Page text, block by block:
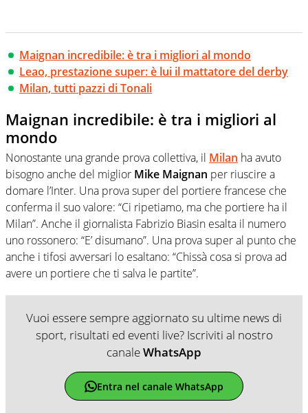
Maignan incredibile: è tra i migliori al mondo
Leao, prestazione super: è lui il mattatore del derby
Milan, tutti pazzi di Tonali
Maignan incredibile: è tra i migliori al
mondo
Nonostante una grande prova collettiva, il Milan ha avuto
bisogno anche del miglior Mike Maignan per riuscire a
domare l’Inter. Una prova super del portiere francese che
conferma il suo valore: “Ci ripetiamo, ma che portiere ha il
Milan”. Anche il giornalista Fabrizio Biasin esalta il numero
uno rossonero: “E’ disumano”. Una prova super al punto che
anche i tifosi avversari lo esaltano: “Chissà cosa si prova ad
avere un portiere che ti salva le partite”.
Vuoi essere sempre aggiornato su ultime news di
sport, risultati ed eventi live? Iscriviti al nostro
canaleWhatsApp
Entra nel canale WhatsApp